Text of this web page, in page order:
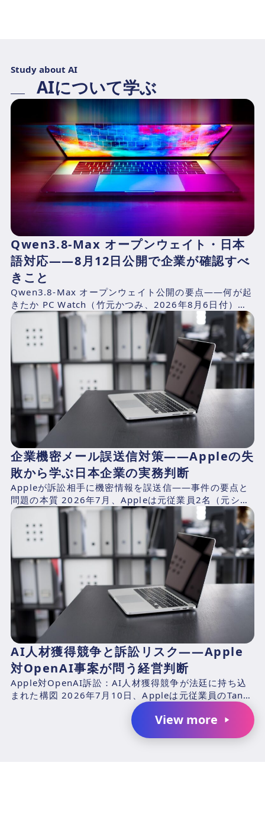
Study about AI
AIについて学ぶ
Qwen3.8-Max オープンウェイト・日本
語対応——8月12日公開で企業が確認すべ
きこと
Qwen3.8-Max オープンウェイト公開の要点——何が起
きたか PC Watch（竹元かつみ、2026年8月6日付）の
報道によれば、AlibabaのQwen...
企業機密メール誤送信対策——Appleの失
敗から学ぶ日本企業の実務判断
Appleが訴訟相手に機密情報を誤送信——事件の要点と
問題の本質 2026年7月、Appleは元従業員2名（元シニ
アシステムズエンジニアのChang Liuおよ...
AI人材獲得競争と訴訟リスク――Apple
対OpenAI事案が問う経営判断
Apple対OpenAI訴訟：AI人材獲得競争が法廷に持ち込
まれた構図 2026年7月10日、Appleは元従業員のTang
View more